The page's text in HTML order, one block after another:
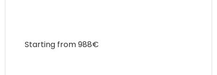
livello intermedio e avanzato.
Starting from 988€